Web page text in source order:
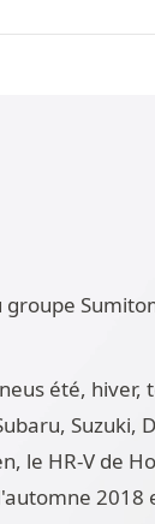
groupe
été, hiver,
Suzuki,
le HR-V de
2018